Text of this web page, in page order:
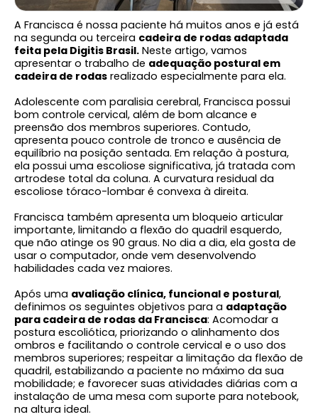
A Francisca é nossa paciente há muitos anos e já está
na segunda ou terceira cadeira de rodas adaptada
feita pela Digitis Brasil. Neste artigo, vamos
apresentar o trabalho de adequação postural em
cadeira de rodas realizado especialmente para ela.
Adolescente com paralisia cerebral, Francisca possui
bom controle cervical, além de bom alcance e
preensão dos membros superiores. Contudo,
apresenta pouco controle de tronco e ausência de
equilíbrio na posição sentada. Em relação à postura,
ela possui uma escoliose significativa, já tratada com
artrodese total da coluna. A curvatura residual da
escoliose tóraco-lombar é convexa à direita.
Francisca também apresenta um bloqueio articular
importante, limitando a flexão do quadril esquerdo,
que não atinge os 90 graus. No dia a dia, ela gosta de
usar o computador, onde vem desenvolvendo
habilidades cada vez maiores.
Após uma avaliação clínica, funcional e postural,
definimos os seguintes objetivos para a adaptação
para cadeira de rodas da Francisca: Acomodar a
postura escoliótica, priorizando o alinhamento dos
ombros e facilitando o controle cervical e o uso dos
membros superiores; respeitar a limitação da flexão de
quadril, estabilizando a paciente no máximo da sua
mobilidade; e favorecer suas atividades diárias com a
instalação de uma mesa com suporte para notebook,
na altura ideal.